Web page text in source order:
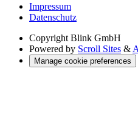
Impressum
Datenschutz
Copyright Blink GmbH
Powered by Scroll Sites &
Manage cookie preferences